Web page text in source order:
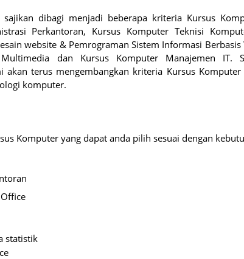
dibagi menjadi beberapa kriteria Kursus
Perkantoran, Kursus Komputer Teknisi
website & Pemrograman Sistem Informasi Berbasis
dan Kursus Komputer Manajemen IT.
akan terus mengembangkan kriteria Kursus Komputer
komputer.
Komputer yang dapat anda pilih sesuai dengan
statistik